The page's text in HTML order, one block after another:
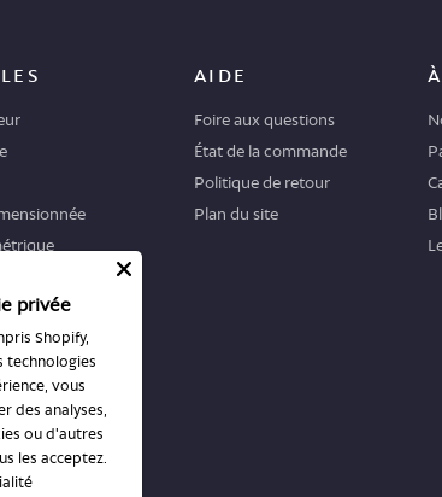
AIDE
Foire aux questions
État de la commande
Politique de retour
Plan du site
les boutiques
rendez-vous
privée
Shopify,
technologies
vous
des analyses,
ou d'autres
les acceptez.